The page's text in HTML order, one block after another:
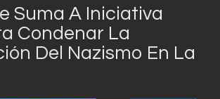
Suma A Iniciativa
Condenar La
Del Nazismo En La